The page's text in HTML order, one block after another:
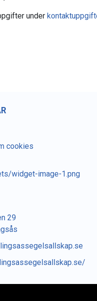
under
cookies
29